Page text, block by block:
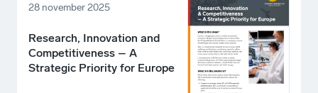
28 november 2025
Research, Innovation and
Competitiveness – A
Strategic Priority for Europe